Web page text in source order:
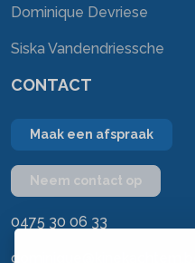
Dominique Devriese
Siska Vandendriessche
CONTACT
Maak een afspraak
Neem contact op
0475 30 06 33
dominique@kinekachtem.be